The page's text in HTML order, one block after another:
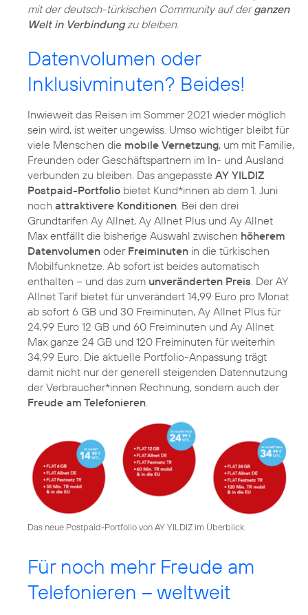
mit der deutsch-türkischen Community auf derganzen
Welt in Verbindungzu bleiben.
Datenvolumen oder
Inklusivminuten? Beides!
Inwieweit das Reisen im Sommer 2021 wieder möglich
sein wird, ist weiter ungewiss. Umso wichtiger bleibt für
viele Menschen die mobile Vernetzung, um mit Familie,
Freunden oder Geschäftspartnern im In- und Ausland
verbunden zu bleiben. Das angepasste AY YILDIZ
Postpaid-Portfolio bietet Kund*innen ab dem 1. Juni
noch attraktivere Konditionen . Bei den drei
Grundtarifen Ay Allnet, Ay Allnet Plus und Ay Allnet
Max entfällt die bisherige Auswahl zwischen höherem
Datenvolumen oder Freiminuten in die türkischen
Mobilfunknetze. Ab sofort ist beides automatisch
enthalten – und das zum unveränderten Preis . Der AY
Allnet Tarif bietet für unverändert 14,99 Euro pro Monat
ab sofort 6 GB und 30 Freiminuten, Ay Allnet Plus für
24,99 Euro 12 GB und 60 Freiminuten und Ay Allnet
Max ganze 24 GB und 120 Freiminuten für weiterhin
34,99 Euro. Die aktuelle Portfolio-Anpassung trägt
damit nicht nur der generell steigenden Datennutzung
der Verbraucher*innen Rechnung, sondern auch der
Freude am Telefonieren
Das neue Postpaid-Portfolio von AY YILDIZ im Überblick.
Für noch mehr Freude am
Telefonieren – weltweit